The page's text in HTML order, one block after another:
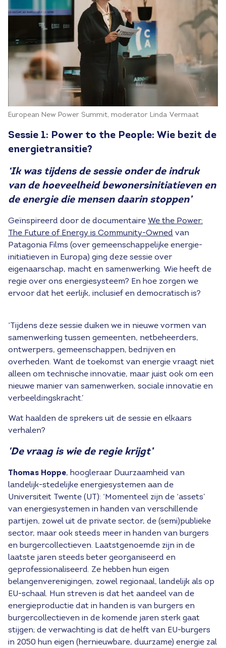
European New Power Summit, moderator Linda Vermaat
Sessie 1: Power to the People: Wie bezit de
energietransitie?
‘Ik was tijdens de sessie onder de indruk
van de hoeveelheid bewonersinitiatieven en
de energie die mensen daarin stoppen’
Geïnspireerd door de documentaire We the Power:
The Future of Energy is Community-Owned van
Patagonia Films (over gemeenschappelijke energie-
initiatieven in Europa) ging deze sessie over
eigenaarschap, macht en samenwerking. Wie heeft de
regie over ons energiesysteem? En hoe zorgen we
ervoor dat het eerlijk, inclusief en democratisch is?
‘Tijdens deze sessie duiken we in nieuwe vormen van
samenwerking tussen gemeenten, netbeheerders,
ontwerpers, gemeenschappen, bedrijven en
overheden. Want de toekomst van energie vraagt niet
alleen om technische innovatie, maar juist ook om een
nieuwe manier van samenwerken, sociale innovatie en
verbeeldingskracht.’
Wat haalden de sprekers uit de sessie en elkaars
verhalen?
'De vraag is wie de regie krijgt’
Thomas Hoppe, hoogleraar Duurzaamheid van
landelijk-stedelijke energiesystemen aan de
Universiteit Twente (UT): ‘Momenteel zijn de ‘assets’
van energiesystemen in handen van verschillende
partijen, zowel uit de private sector, de (semi)publieke
sector, maar ook steeds meer in handen van burgers
en burgercollectieven. Laatstgenoemde zijn in de
laatste jaren steeds beter georganiseerd en
geprofessionaliseerd. Ze hebben hun eigen
belangenverenigingen, zowel regionaal, landelijk als op
EU-schaal. Hun streven is dat het aandeel van de
energieproductie dat in handen is van burgers en
burgercollectieven in de komende jaren sterk gaat
stijgen; de verwachting is dat de helft van EU-burgers
in 2050 hun eigen (hernieuwbare, duurzame) energie zal